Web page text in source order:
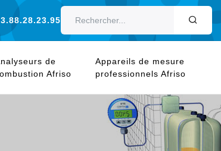
de
Afriso
Appareils de mesure
professionnels Afriso